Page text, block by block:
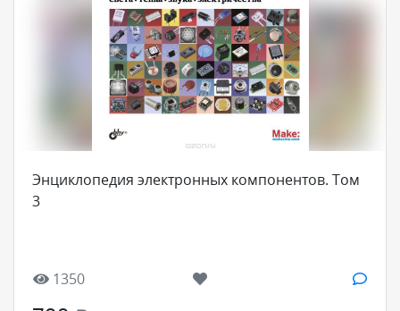
Энциклопедия электронных компонентов. Том
3
1350